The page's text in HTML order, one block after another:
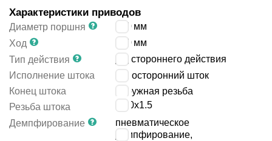
Характеристики приводов
Диаметр поршня 100 мм
Ход
500 мм
Тип действия
двустороннего действия
Исполнение штока
односторонний шток
Конец штока
наружная резьба
Резьба штока
M20x1.5
Демпфирование
пневматическое
демпфирование,